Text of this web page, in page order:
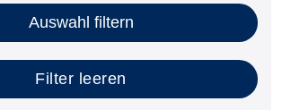
Auswahl filtern
Filter leeren